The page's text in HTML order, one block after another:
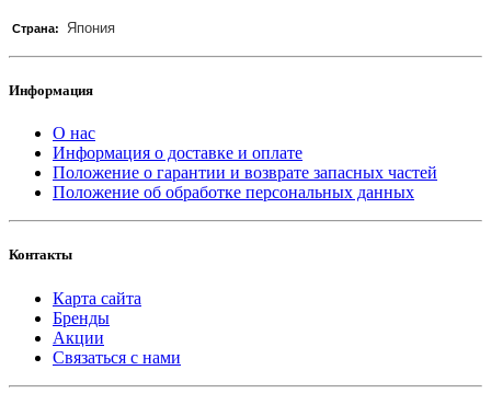
Страна: Япония
Информация
О нас
Информация о доставке и оплате
Положение о гарантии и возврате запасных частей
Положение об обработке персональных данных
Контакты
Карта сайта
Бренды
Акции
Связаться с нами